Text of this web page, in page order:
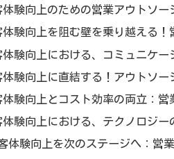
体験向上のための営業アウトソ
体験向上を阻む壁を乗り越える
体験向上における、コミュニケー
体験向上に直結する！アウトソ
体験向上とコスト効率の両立：
体験向上における、テクノロジ
体験向上を次のステージへ：営